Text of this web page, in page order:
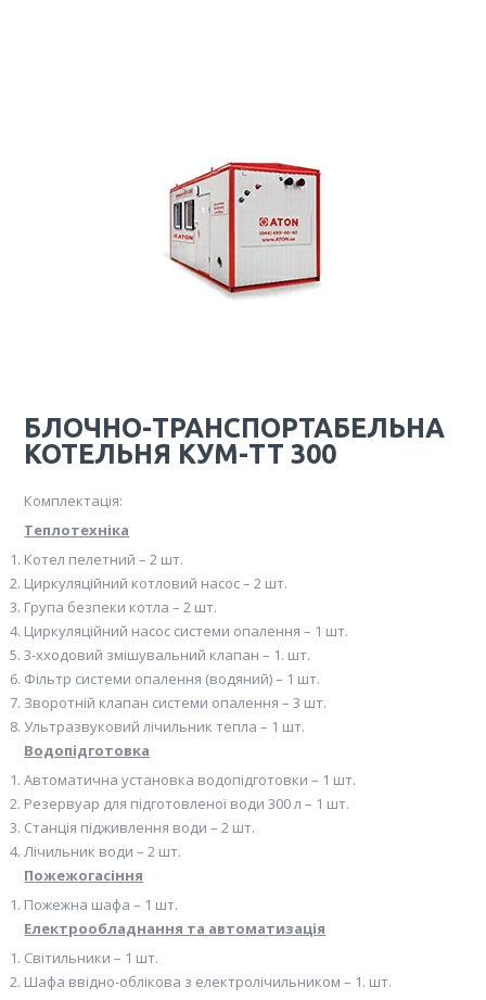
БЛОЧНО-ТРАНСПОРТАБЕЛЬНА
КОТЕЛЬНЯ КУМ-ТТ 300
Комплектація:
Теплотехніка
Котел пелетний – 2 шт.
Циркуляційний котловий насос – 2 шт.
Група безпеки котла – 2 шт.
Циркуляційний насос системи опалення – 1 шт.
3-хходовий змішувальний клапан – 1. шт.
Фільтр системи опалення (водяний) – 1 шт.
Зворотній клапан системи опалення – 3 шт.
Ультразвуковий лічильник тепла – 1 шт.
Водопідготовка
Автоматична установка водопідготовки – 1 шт.
Резервуар для підготовленої води 300 л – 1 шт.
Станція підживлення води – 2 шт.
Лічильник води – 2 шт.
Пожежогасіння
Пожежна шафа – 1 шт.
Електрообладнання та автоматизація
Світильники – 1 шт.
Шафа ввідно-облікова з електролічильником – 1. шт.